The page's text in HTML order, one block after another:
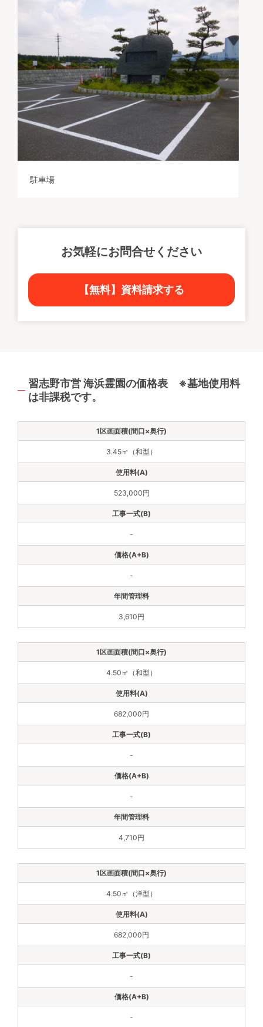
駐車場
お気軽にお問合せください
【無料】資料請求する
習志野市営 海浜霊園の価格表 ※墓地使用料
は非課税です。
3.45㎡（和型）
523,000円
-
-
3,610円
4.50㎡（和型）
682,000円
-
-
4,710円
4.50㎡（洋型）
682,000円
-
-